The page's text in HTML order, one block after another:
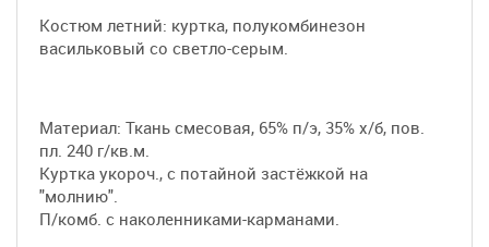
Костюм летний: куртка, полукомбинезон
васильковый со светло-серым.
Материал: Ткань смесовая, 65% п/э, 35% х/б, пов.
пл. 240 г/кв.м.
Куртка укороч., с потайной застёжкой на
"молнию".
П/комб. с наколенниками-карманами.